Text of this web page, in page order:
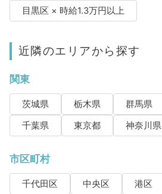
目黒区 × 時給1.3万円以上
近隣のエリアから探す
関東
茨城県 栃木県 群馬県
千葉県
東京都 神奈川県
市区町村
千代田区 中央区 港区